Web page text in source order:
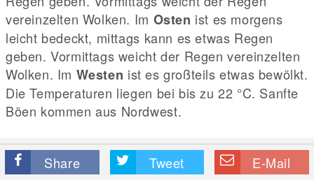
vereinzelten Wolken. Im Osten ist es morgens
leicht bedeckt, mittags kann es etwas Regen
geben. Vormittags weicht der Regen vereinzelten
Wolken. Im Westen ist es großteils etwas bewölkt.
Die Temperaturen liegen bei bis zu 22 °C. Sanfte
Böen kommen aus Nordwest.
Share Tweet E-Mail